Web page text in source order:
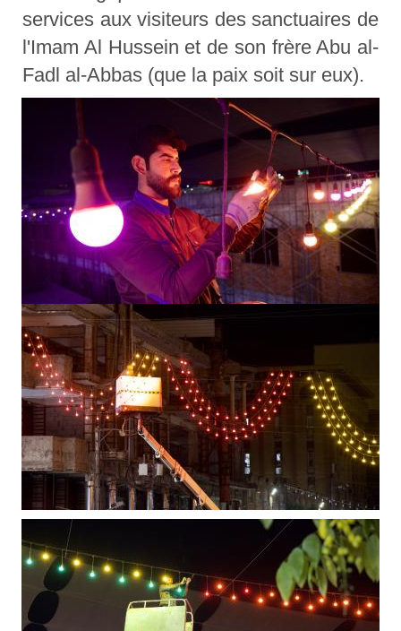
services aux visiteurs des sanctuaires de
l'Imam Al Hussein et de son frère Abu al-
Fadl al-Abbas (que la paix soit sur eux).